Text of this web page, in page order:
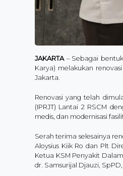
JAKARTA– Sebagai
Karya) melakukan
Jakarta.
Renovasi yang telah
(IPRJT) Lantai 2 RSCM
medis, dan modernisasi
Serah terima selesainya
Aloysius Kiik Ro dan Plt
Ketua KSM Penyakit
dr. Samsurijal Djauzi,